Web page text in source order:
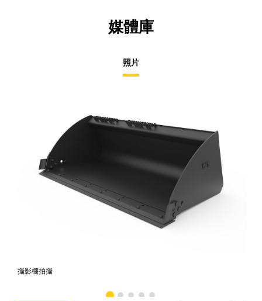
媒體庫
照片
攝影棚拍攝